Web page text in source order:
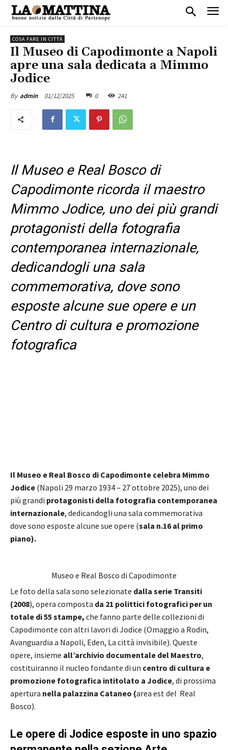
COSA FARE IN CITTÀ
Il Museo di Capodimonte a Napoli
apre una sala dedicata a Mimmo
Jodice
By admin 01/12/2025 0 241
Il Museo e Real Bosco di
Capodimonte ricorda il maestro
Mimmo Jodice, uno dei più grandi
protagonisti della fotografia
contemporanea internazionale,
dedicandogli una sala
commemorativa, dove sono
esposte alcune sue opere e un
Centro di cultura e promozione
fotografica
Il Museo e Real Bosco di Capodimonte celebra Mimmo
Jodice (Napoli 29 marzo 1934 – 27 ottobre 2025), uno dei
più grandi protagonisti della fotografia contemporanea
internazionale, dedicandogli una sala commemorativa
dove sono esposte alcune sue opere (sala n.16 al primo
piano).
Museo e Real Bosco di Capodimonte
Le foto della sala sono selezionate dalla serie Transiti
(2008), opera composta da 21 polittici fotografici per un
totale di 55 stampe, che fanno parte delle collezioni di
Capodimonte con altri lavori di Jodice (Omaggio a Rodin,
Avanguardia a Napoli, Eden, La città invisibile). Queste
opere, insieme all’archivio documentale del Maestro,
costituiranno il nucleo fondante di un centro di cultura e
promozione fotografica intitolato a Jodice, di prossima
apertura nella palazzina Cataneo (area est del Real
Bosco).
Le opere di Jodice esposte in uno spazio